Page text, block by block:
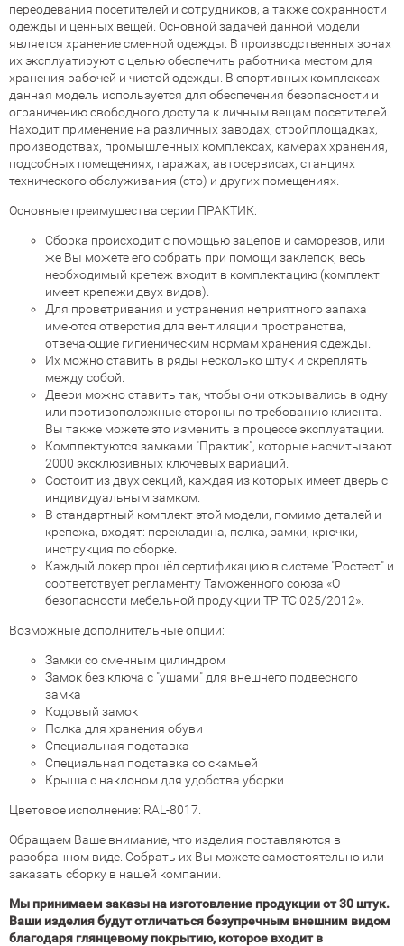
переодевания посетителей и сотрудников, а также сохранности
одежды и ценных вещей. Основной задачей данной модели
является хранение сменной одежды. В производственных зонах
их эксплуатируют с целью обеспечить работника местом для
хранения рабочей и чистой одежды. В спортивных комплексах
данная модель используется для обеспечения безопасности и
ограничению свободного доступа к личным вещам посетителей.
Находит применение на различных заводах, стройплощадках,
производствах, промышленных комплексах, камерах хранения,
подсобных помещениях, гаражах, автосервисах, станциях
технического обслуживания (сто) и других помещениях.
Основные преимущества серии ПРАКТИК:
Сборка происходит с помощью зацепов и саморезов, или
же Вы можете его собрать при помощи заклепок, весь
необходимый крепеж входит в комплектацию (комплект
имеет крепежи двух видов).
Для проветривания и устранения неприятного запаха
имеются отверстия для вентиляции пространства,
отвечающие гигиеническим нормам хранения одежды.
Их можно ставить в ряды несколько штук и скреплять
между собой.
Двери можно ставить так, чтобы они открывались в одну
или противоположные стороны по требованию клиента.
Вы также можете это изменить в процессе эксплуатации.
Комплектуются замками "Практик", которые насчитывают
2000 эксклюзивных ключевых вариаций.
Состоит из двух секций, каждая из которых имеет дверь с
индивидуальным замком.
В стандартный комплект этой модели, помимо деталей и
крепежа, входят: перекладина, полка, замки, крючки,
инструкция по сборке.
Каждый локер прошёл сертификацию в системе "Ростест" и
соответствует регламенту Таможенного союза «О
безопасности мебельной продукции ТР ТС 025/2012».
Возможные дополнительные опции:
Замки со сменным цилиндром
Замок без ключа с "ушами" для внешнего подвесного
замка
Кодовый замок
Полка для хранения обуви
Специальная подставка
Специальная подставка со скамьей
Крыша с наклоном для удобства уборки
Цветовое исполнение: RAL-8017
Обращаем Ваше внимание, что изделия поставляются в
разобранном виде. Собрать их Вы можете самостоятельно или
заказать сборку в нашей компании.
Мы принимаем заказы на изготовление продукции от 30 штук.
Ваши изделия будут отличаться безупречным внешним видом
благодаря глянцевому покрытию, которое входит в